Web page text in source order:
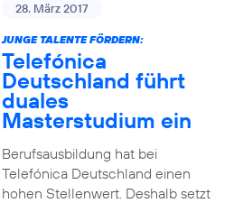
28. März 2017
JUNGE TALENTE FÖRDERN:
Telefónica
Deutschland führt
duales
Masterstudium ein
Berufsausbildung hat bei
Telefónica Deutschland einen
hohen Stellenwert. Deshalb setzt